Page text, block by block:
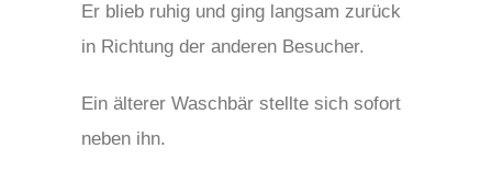
Er blieb ruhig und ging langsam zurück
in Richtung der anderen Besucher.
Ein älterer Waschbär stellte sich sofort
neben ihn.